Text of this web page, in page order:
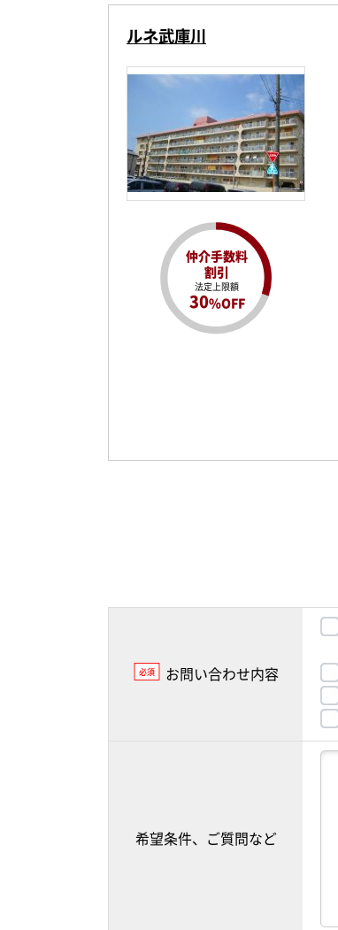
ルネ武庫川
仲介手数料
割引
法定上限額
30%OFF
必須 お問い合わせ内容
希望条件、ご質問など